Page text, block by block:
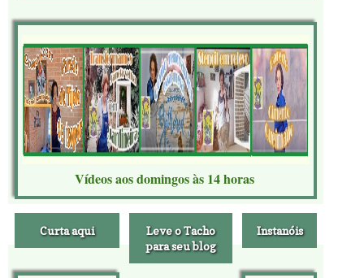
Vídeos aos domingos às 14 horas
Curta aqui
Leve o Tacho
para seu blog
Instanóis